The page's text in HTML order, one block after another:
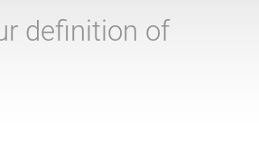
definition of